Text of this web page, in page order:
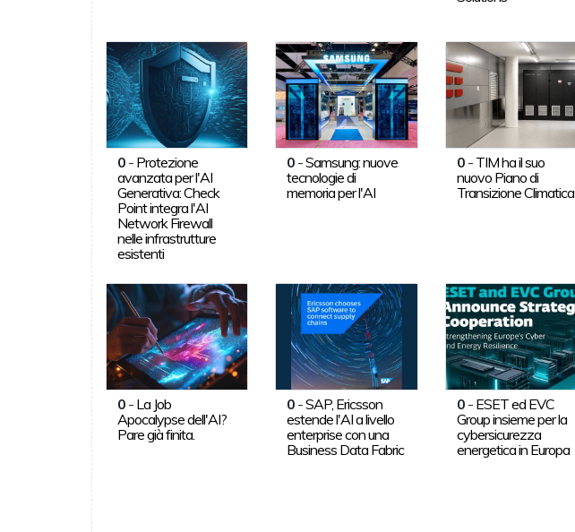
0- Protezione
avanzata per l'AI
Generativa: Check
Point integra l'AI
Network Firewall
nelle infrastrutture
esistenti
0 -Samsung: nuove
tecnologie di
memoria per l'AI
0- TIM ha il suo
nuovo Piano di
Transizione Climatica
0- La Job
Apocalypse dell'AI?
Pare già finita.
0 -SAP, Ericsson
estende l'AI a livello
enterprise con una
Business Data Fabric
0- ESET ed EVC
Group insieme per la
cybersicurezza
energetica in Europa